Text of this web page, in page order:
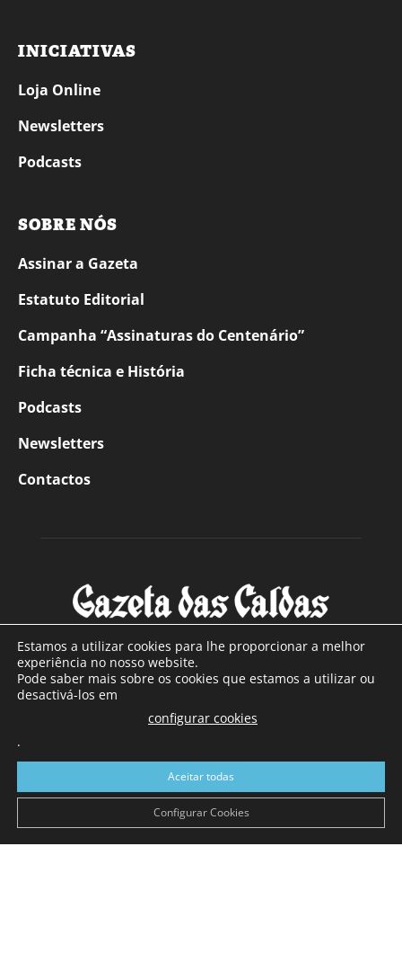
INICIATIVAS
Loja Online
Newsletters
Podcasts
SOBRE NÓS
Assinar a Gazeta
Estatuto Editorial
Campanha “Assinaturas do Centenário”
Ficha técnica e História
Podcasts
Newsletters
Contactos
SOBRE NÓS
Com sede nas Caldas da Rainha e mais de 90 anos de
a sul de distrito de Leiria, com mais de 40.000 leitores por
toda a região Oeste. Jornal com distribuição em Portugal
Continental e assinatura online.
Estamos a utilizar cookies para lhe proporcionar a melhor
experiência no nosso website.
Pode saber mais sobre os cookies que estamos a utilizar ou
desactivá-los em
configurar cookies
.
Aceitar todas
Configurar Cookies